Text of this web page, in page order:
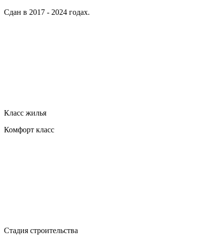
Сдан в 2017 - 2024 годах.
Класс жилья
Комфорт класс
Стадия строительства